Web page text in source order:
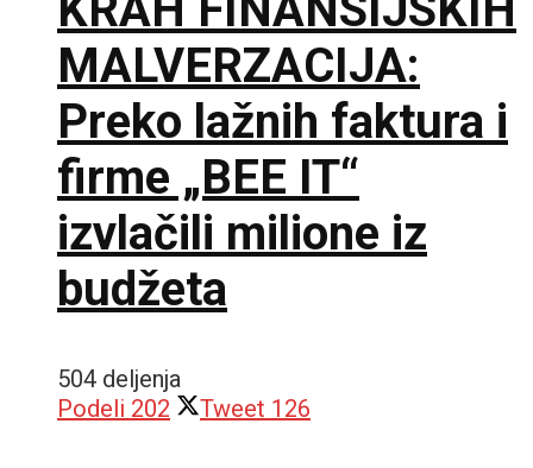
MALVERZACIJA:
Preko lažnih faktura i
firme „BEE IT“
izvlačili milione iz
budžeta
504 deljenja
Podeli 202 Tweet 126